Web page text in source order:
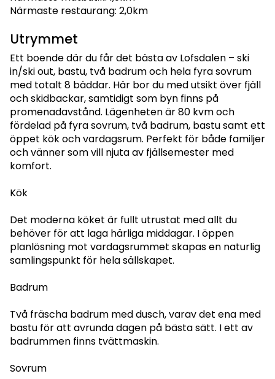
Närmaste restaurang: 2,0km
Utrymmet
Ett boende där du får det bästa av Lofsdalen – ski
in/ski out, bastu, två badrum och hela fyra sovrum
med totalt 8 bäddar. Här bor du med utsikt över fjäll
och skidbackar, samtidigt som byn finns på
promenadavstånd. Lägenheten är 80 kvm och
fördelad på fyra sovrum, två badrum, bastu samt ett
öppet kök och vardagsrum. Perfekt för både familjer
och vänner som vill njuta av fjällsemester med
komfort.
Kök
Det moderna köket är fullt utrustat med allt du
behöver för att laga härliga middagar. I öppen
planlösning mot vardagsrummet skapas en naturlig
samlingspunkt för hela sällskapet.
Badrum
Två fräscha badrum med dusch, varav det ena med
bastu för att avrunda dagen på bästa sätt. I ett av
badrummen finns tvättmaskin.
Sovrum